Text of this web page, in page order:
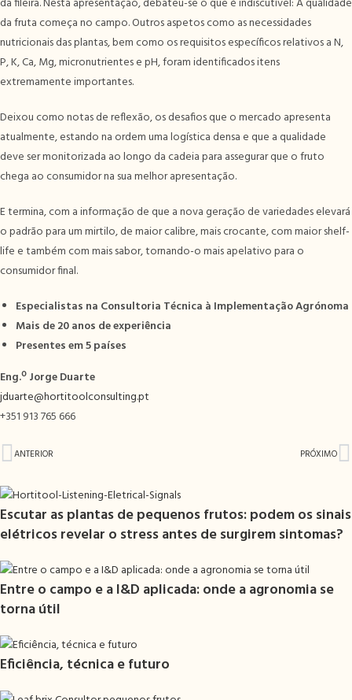
da fruta começa no campo. Outros aspetos como as necessidades
nutricionais das plantas, bem como os requisitos específicos relativos a N,
P, K, Ca, Mg, micronutrientes e pH, foram identificados itens
extremamente importantes.
Deixou como notas de reflexão, os desafios que o mercado apresenta
atualmente, estando na ordem uma logística densa e que a qualidade
deve ser monitorizada ao longo da cadeia para assegurar que o fruto
chega ao consumidor na sua melhor apresentação.
E termina, com a informação de que a nova geração de variedades elevará
o padrão para um mirtilo, de maior calibre, mais crocante, com maior shelf-
life e também com mais sabor, tornando-o mais apelativo para o
consumidor final.
Especialistas na Consultoria Técnica à Implementação Agrónoma
Mais de 20 anos de experiência
Presentes em 5 países
Eng.º Jorge Duarte
jduarte@hortitoolconsulting.pt
+351 913 765 666
ANTERIOR PRÓXIMO
Escutar as plantas de pequenos frutos: podem os sinais
elétricos revelar o stress antes de surgirem sintomas?
Entre o campo e a I&D aplicada: onde a agronomia se
torna útil
Eficiência, técnica e futuro